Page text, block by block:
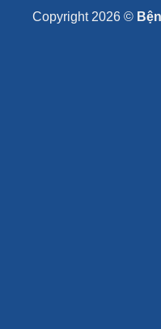
Copyright 2026 ©